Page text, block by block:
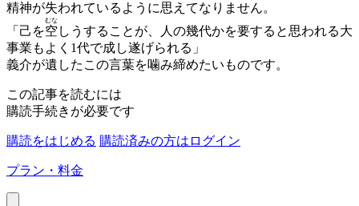
精神が失われているように思えてなりません。
「己を空
むな
しうすることが、人の幾代かを要すると思われる大
事業もよく1代で成し遂げられる」
義介が遺したこの言葉を噛み締めたいものです。
この記事を読むには
購読手続きが必要です
購読をはじめる 購読済みの方はログイン
プラン・料金